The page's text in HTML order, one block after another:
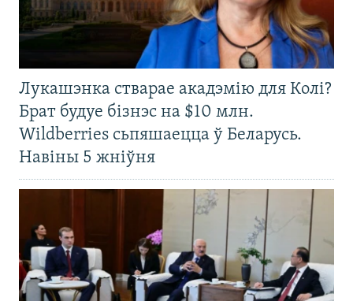
Лукашэнка стварае акадэмію для Колі?
Брат будуе бізнэс на $10 млн.
Wildberries сьпяшаецца ў Беларусь.
Навіны 5 жніўня